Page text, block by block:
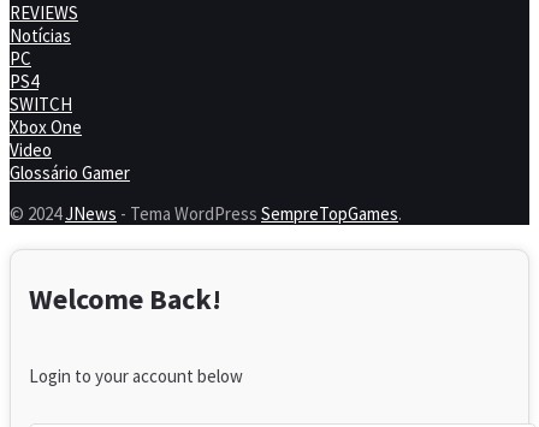
REVIEWS
Notícias
PC
PS4
SWITCH
Xbox One
Video
Glossário Gamer
© 2024JNews - Tema WordPress SempreTopGames.
Welcome Back!
Login to your account below